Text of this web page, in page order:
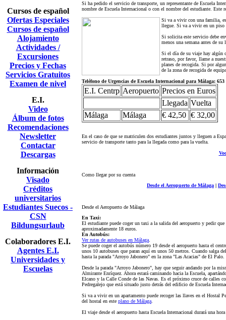
Cursos de español
Ofertas Especiales
Cursos de español
Alojamiento
Actividades /
Excursiones
Precios y Fechas
Servicios Gratuitos
Examen de nivel
E.I.
Video
Álbum de fotos
Recomendaciones
Newsletter
Contactar
Descargas
Información
Visado
Créditos
universitarios
Estudiantes Suecos -
CSN
Bildungsurlaub
Colaboradores E.I.
Agentes E.I.
Universidades y
Escuelas
Si ha pedido el servicio de transporte, un representante de Escuela
nombre de Escuela Internacional o con el nombre del estudiante. Este
Si va a vivir con una familia, es
llegue. Si va a vivir en un piso
Si solicita este servicio debe
menos una semana antes de su
Si el día de su viaje hay algún
retraso, por favor, llame a
planes de recogida. Si por
de la zona de recogida de
Teléfono de Urgencias de Escuela Internacional para Málaga: 653
E.I. Centrp Aeropuerto Precios en Euros
Llegada Vuelta
Málaga
Málaga € 42,50 € 32,00
En el caso de que se matriculen dos estudiantes juntos y lleguen a
servicio de transporte tanto para la llegada como para la vuelta.
Como llegar por su cuenta
Desde el Aeropuerto de Málaga |
Desde el Aeropuerto de Málaga
En Taxi:
El estudiante puede coger un taxi a la salida del aeropuerto y pedir
aproximadamente 18 euros.
En Autobús:
Ver rutas de autobuses en Málaga
Se puede coger el autobús número 19 desde el aeropuerto hasta el
unos 10 autobuses que paran aquí en unos 50 metros. Cuando salga
hasta la parada "Arroyo Jabonero" en la zona "Las Acacias" de El Palo.
Desde la parada "Arroyo Jabonero", hay que seguir andando por la
Almirante Enríquez. Ahora estará caminando hacia la Escuela,
Elcano y la Calle Conde de las Navas. Es el próximo cruce de calles
Pedregalejo que está situado justo detrás del edificio de Escuela
Si va a vivir en un apartamento puede recoger las llaves en el Hostal
del hostal en este plano de Málaga
El viaje desde el aeropuerto hasta Escuela Internacional durará una